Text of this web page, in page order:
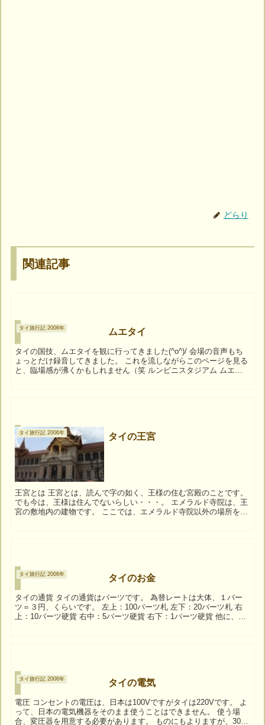
どらり
関連記事
タイ旅行記 2006年 ムエタイ
タイの国技、ムエタイを観に行ってきました(^o^)/ 会場の音声もち
ょっとだけ録音してきました。 これを流しながらこのページを見る
と、臨場感が沸くかもしれません（笑 ルンピニスタジアム ムエタ
タイ旅行記 2006年 タイの王宮
王宮とは 王宮とは、読んで字の如く、王様の住む宮殿のことです。
でも今は、王様は住んでないらしい・・・。 エメラルド寺院は、王
宮の敷地内の建物です。 ここでは、エメラルド寺院以外の場所を少
タイ旅行記 2006年 タイのお金
タイの通貨 タイの通貨はバーツです。 為替レートは大体、１バー
ツ＝３円、くらいです。 左上：100バーツ札 左下：20バーツ札 右
上：10バーツ硬貨 右中：5バーツ硬貨 右下：1バーツ硬貨 他に、50,
タイ旅行記 2006年 タイの電気
電圧 コンセントの電圧は、日本は100Vですがタイは220Vです。 よ
って、日本の電気機器をそのまま使うことはできません。 使う場
合、変圧器を用意する必要があります。 ものにもよりますが、3000